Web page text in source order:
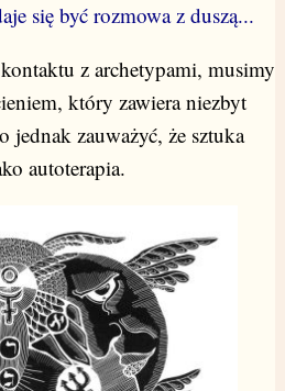
się być rozmowa z duszą...
z archetypami, musimy
który zawiera niezbyt
jednak zauważyć, że sztuka
autoterapia.